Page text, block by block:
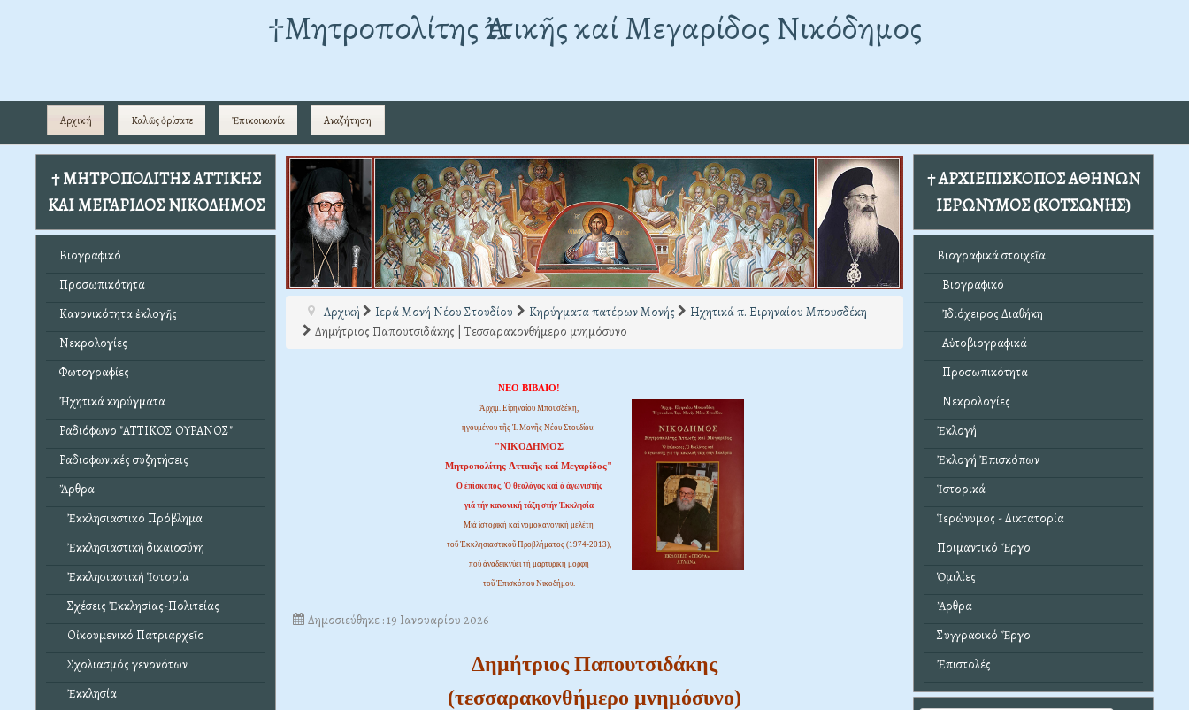
†Mητροπολίτης Ἀττικῆς καί Μεγαρίδος Νικόδημος
Αρχική Καλῶς ὁρίσατε Ἐπικοινωνία Αναζήτηση
† ΜΗΤΡΟΠΟΛΙΤΗΣ ΑΤΤΙΚΗΣ
ΚΑΙ ΜΕΓΑΡΙΔΟΣ ΝΙΚΟΔΗΜΟΣ
Βιογραφικό
Προσωπικότητα
Κανονικότητα ἐκλογῆς
Νεκρολογίες
Φωτογραφίες
Ἠχητικά κηρύγματα
Ραδιόφωνο "ΑΤΤΙΚΟΣ ΟΥΡΑΝΟΣ"
Ραδιοφωνικές συζητήσεις
Ἄρθρα
Ἐκκλησιαστικό Πρόβλημα
Ἐκκλησιαστική δικαιοσύνη
Ἐκκλησιαστική Ἱστορία
Σχέσεις Ἐκκλησίας-Πολιτείας
Οἰκουμενικό Πατριαρχεῖο
Σχολιασμός γενονότων
Ἐκκλησία
Αρχική Ιερά Μονή Νέου Στουδίου Κηρύγματα πατέρων Μονής
Ηχητικά π. Ειρηναίου Μπουσδέκη
Δημήτριος Παπουτσιδάκης | Τεσσαρακονθήμερο μνημόσυνο
ΝΕΟ ΒΙΒΛΙΟ!
Ἀρχιμ. Εἰρηναίου Μπουσδέκη,
ἡγουμένου τῆς Ἱ. Μονῆς Νέου Στουδίου:
"ΝΙΚΟΔΗΜΟΣ
Μητροπολίτης Ἀττικῆς καί Μεγαρίδος"
Ὁ ἐπίσκοπος, Ὁ θεολόγος καί ὁ ἀγωνιστής
γιά τήν κανονική τάξη στήν Ἐκκλησία
Μιά ἱστορική καί νομοκανονική μελέτη
τοῦ Ἐκκλησιαστικοῦ Προβλήματος (1974-2013),
πού ἀναδεικνύει τή μαρτυρική μορφή
τοῦ Ἐπισκόπου Νικοδήμου.
Δημοσιεύθηκε : 19 Ιανουαρίου 2026
Δημήτριος Παπουτσιδάκης
(τεσσαρακονθήμερο μνημόσυνο)
† ΑΡΧΙΕΠΙΣΚΟΠΟΣ ΑΘΗΝΩΝ
ΙΕΡΩΝΥΜΟΣ (ΚΟΤΣΩΝΗΣ)
Βιογραφικά στοιχεῖα
Βιογραφικό
Ἰδιόχειρος Διαθήκη
Αὐτοβιογραφικά
Προσωπικότητα
Νεκρολογίες
Ἐκλογή
Ἐκλογή Ἐπισκόπων
Ἱστορικά
Ἱερώνυμος - Δικτατορία
Ποιμαντικό Ἔργο
Ὁμιλίες
Ἄρθρα
Συγγραφικό Ἔργο
Ἐπιστολές